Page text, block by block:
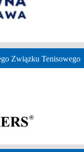
Związku Tenisowego